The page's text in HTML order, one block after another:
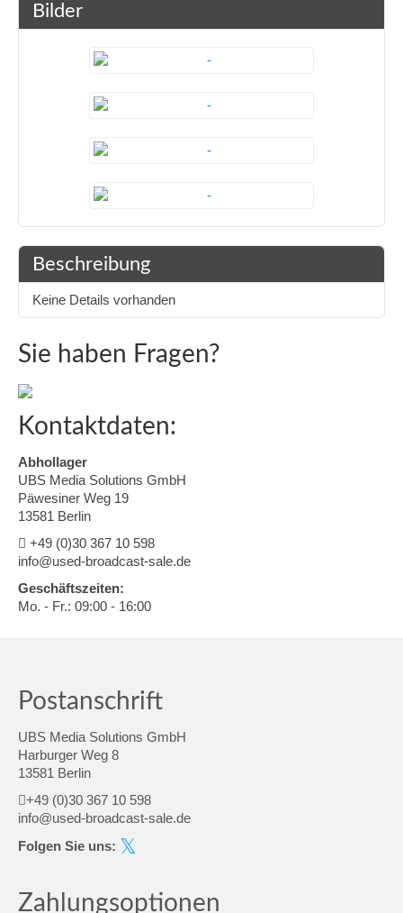
Bilder
Beschreibung
Keine Details vorhanden
Sie haben Fragen?
Kontaktdaten:
Abhollager
UBS Media Solutions GmbH
Päwesiner Weg 19
13581 Berlin
+49 (0)30 367 10 598
info@used-broadcast-sale.de
Geschäftszeiten:
Mo. - Fr.: 09:00 - 16:00
Postanschrift
UBS Media Solutions GmbH
Harburger Weg 8
13581 Berlin
+49 (0)30 367 10 598
info@used-broadcast-sale.de
Folgen Sie uns:
Zahlungsoptionen